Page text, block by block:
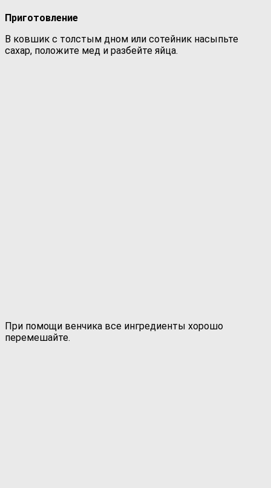
Приготовление
В ковшик с толстым дном или сотейник насыпьте
сахар, положите мед и разбейте яйца.
При помощи венчика все ингредиенты хорошо
перемешайте.